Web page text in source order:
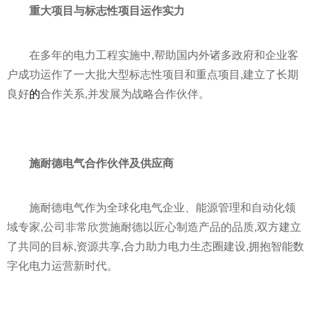
重大项目与标志性项目运作实力
在多年的电力工程实施中,帮助国内外诸多政府和企业客
户成功运作了一大批大型标志性项目和重点项目,建立了长期
良好的合作关系,并发展为战略合作伙伴。
施耐德电气合作伙伴及供应商
施耐德电气作为全球化电气企业、能源管理和自动化领
域专家,公司非常欣赏施耐德以匠心制造产品的品质,双方建立
了共同的目标,资源共享,合力助力电力生态圈建设,拥抱智能数
字化电力运营新时代。